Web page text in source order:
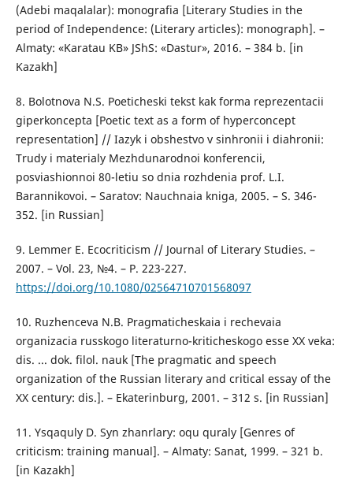
(Adebi maqalalar): monografia [Literary Studies in the
period of Independence: (Literary articles): monograph]. –
Almaty: «Karatau KB» JShS: «Dastur», 2016. – 384 b. [in
Kazakh]
8. Bolotnova N.S. Poeticheski tekst kak forma reprezentacii
giperkoncepta [Poetic text as a form of hyperconcept
representation] // Iazyk i obshestvo v sinhronii i diahronii:
Trudy i materialy Mezhdunarodnoi konferencii,
posviashionnoi 80-letiu so dnia rozhdenia prof. L.I.
Barannikovoi. – Saratov: Nauchnaia kniga, 2005. – S. 346-
352. [in Russian]
9. Lemmer E. Ecocriticism // Journal of Literary Studies. –
2007. – Vol. 23, №4. – P. 223-227.
https://doi.org/10.1080/02564710701568097
10. Ruzhenceva N.B. Pragmaticheskaia i rechevaia
organizacia russkogo literaturno-kriticheskogo esse XX veka:
dis. ... dok. filol. nauk [The pragmatic and speech
organization of the Russian literary and critical essay of the
XX century: dis.]. – Ekaterinburg, 2001. – 312 s. [in Russian]
11. Ysqaquly D. Syn zhanrlary: oqu quraly [Genres of
criticism: training manual]. – Almaty: Sanat, 1999. – 321 b.
[in Kazakh]